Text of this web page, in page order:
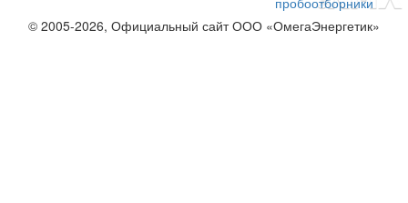
© 2005-2026, Официальный сайт ООО «ОмегаЭнергетик»